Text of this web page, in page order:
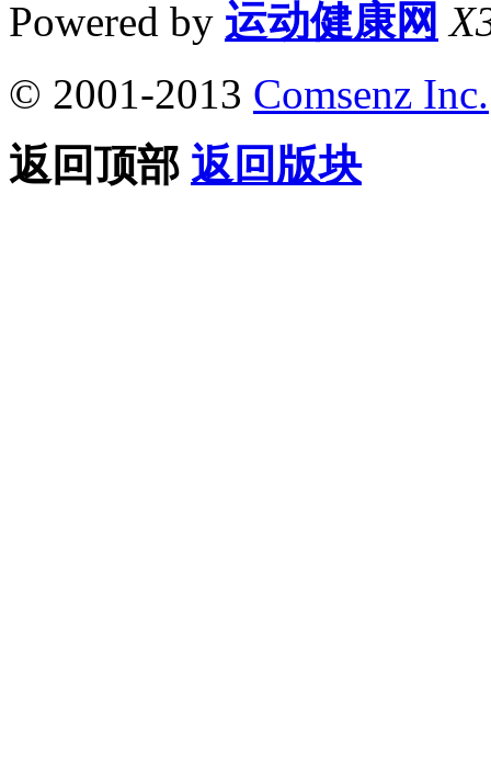
Powered by 运动健康网
© 2001-2013 Comsenz Inc.
返回顶部 返回版块